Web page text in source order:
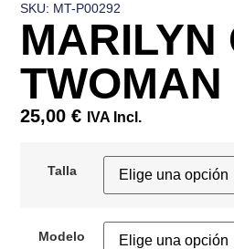
SKU: MT-P00292
MARILYN
TWOMAN
25,00€ IVA Incl.
Talla
Modelo